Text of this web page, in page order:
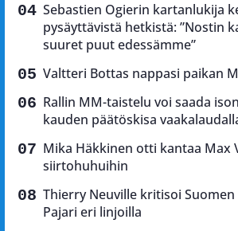
Sebastien Ogierin kartanlukija
pysäyttävistä hetkistä: ”Nostin
suuret puut edessämme”
Valtteri Bottas nappasi paikan
Rallin MM-taistelu voi saada
kauden päätöskisa
Mika Häkkinen otti kantaa Max
siirtohuhuihin
Thierry Neuville kritisoi Suomen
Pajari eri linjoilla